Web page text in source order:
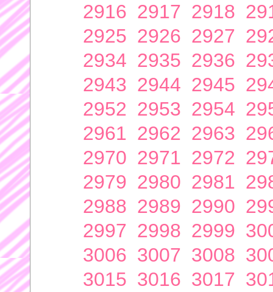
2916 2917 2918
2925 2926 2927
2934 2935 2936
2943 2944 2945
2952 2953 2954
2961 2962 2963
2970 2971 2972
2979 2980 2981
2988 2989 2990
2997 2998 2999
3006 3007 3008
3015 3016 3017